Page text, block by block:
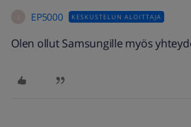
EP5000 KESKUSTELUN ALOITTAJA
Olen ollut Samsungille myös